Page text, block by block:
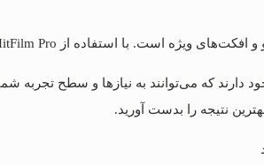
دارند که می‌توانند به نیازها و سطح
نتیجه را بدست آورید.